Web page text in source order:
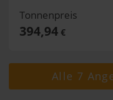
Tonnenpreis
394,94€
Alle 7